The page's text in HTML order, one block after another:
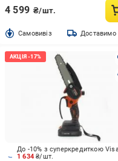
4 599 ₴/шт.
Cамовивіз Доставимо
1 634₴/шт.